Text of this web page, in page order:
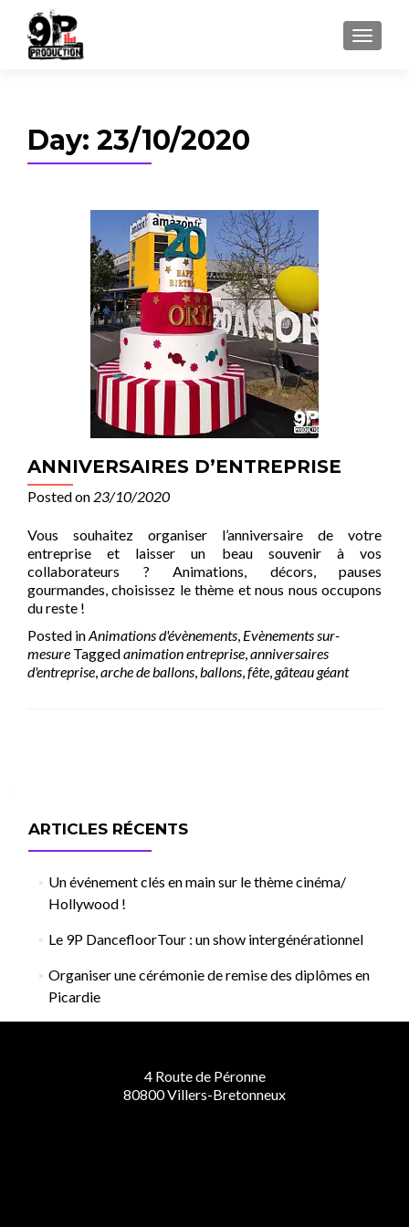
Day: 23/10/2020
ANNIVERSAIRES D’ENTREPRISE
Posted on 23/10/2020
Vous souhaitez organiser l’anniversaire de votre
entreprise et laisser un beau souvenir à vos
collaborateurs ? Animations, décors, pauses
gourmandes, choisissez le thème et nous nous occupons
du reste !
Posted inAnimations d'évènements, Evènements sur-
mesure Taggedanimation entreprise,anniversaires
d'entreprise,arche de ballons,ballons,fête,gâteau géant
ARTICLES RÉCENTS
Un événement clés en main sur le thème cinéma/
Hollywood !
Le 9P DancefloorTour : un show intergénérationnel
Organiser une cérémonie de remise des diplômes en
Picardie
4 Route de Péronne
80800 Villers-Bretonneux